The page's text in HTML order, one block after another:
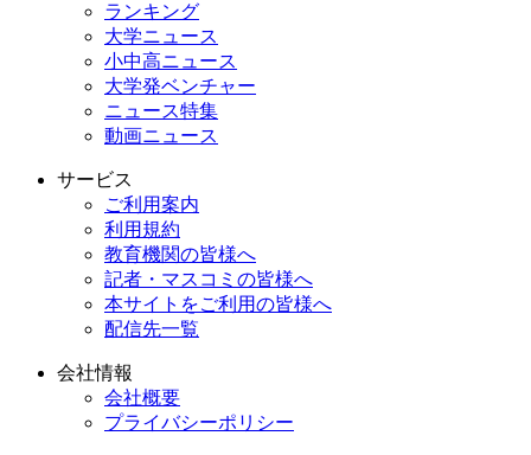
ランキング
大学ニュース
小中高ニュース
大学発ベンチャー
ニュース特集
動画ニュース
サービス
ご利用案内
利用規約
教育機関の皆様へ
記者・マスコミの皆様へ
本サイトをご利用の皆様へ
配信先一覧
会社情報
会社概要
プライバシーポリシー